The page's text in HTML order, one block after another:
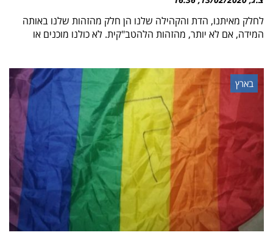
לחלק מאיתנו, הדת והקהילה שלנו הן חלק מהזהות שלנו באותה
המידה, אם לא יותר, מהזהות הלהטב"קית. לא כולנו מוכנים או
בארץ